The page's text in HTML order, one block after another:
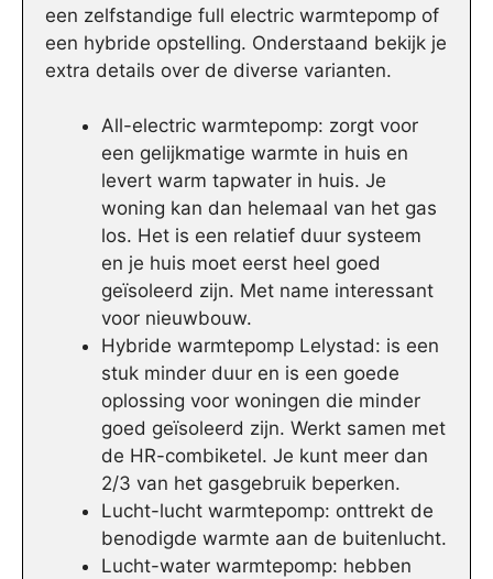
een zelfstandige full electric warmtepomp of
een hybride opstelling. Onderstaand bekijk je
extra details over de diverse varianten.
All-electric warmtepomp: zorgt voor
een gelijkmatige warmte in huis en
levert warm tapwater in huis. Je
woning kan dan helemaal van het gas
los. Het is een relatief duur systeem
en je huis moet eerst heel goed
geïsoleerd zijn. Met name interessant
voor nieuwbouw.
Hybride warmtepomp Lelystad: is een
stuk minder duur en is een goede
oplossing voor woningen die minder
goed geïsoleerd zijn. Werkt samen met
de HR-combiketel. Je kunt meer dan
2/3 van het gasgebruik beperken.
Lucht-lucht warmtepomp: onttrekt de
benodigde warmte aan de buitenlucht.
Lucht-water warmtepomp: hebben